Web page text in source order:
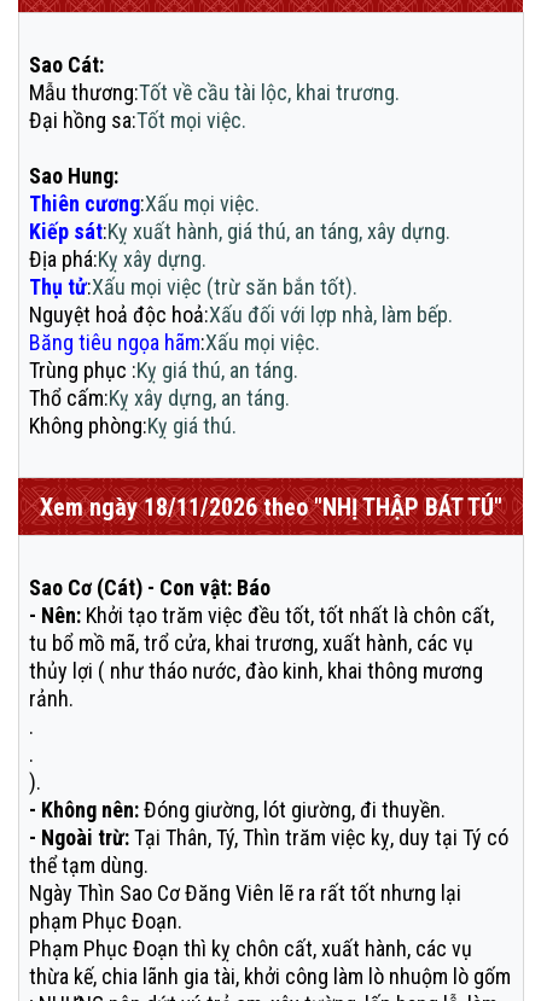
Sao Cát:
Mẫu thương:Tốt về cầu tài lộc, khai trương.
Đại hồng sa:Tốt mọi việc.
Sao Hung:
Thiên cương:Xấu mọi việc.
Kiếp sát:Kỵ xuất hành, giá thú, an táng, xây dựng.
Địa phá:Kỵ xây dựng.
Thụ tử:Xấu mọi việc (trừ săn bắn tốt).
Nguyệt hoả độc hoả:Xấu đối với lợp nhà, làm bếp.
Băng tiêu ngọa hãm:Xấu mọi việc.
Trùng phục :Kỵ giá thú, an táng.
Thổ cấm:Kỵ xây dựng, an táng.
Không phòng:Kỵ giá thú.
Xem ngày 18/11/2026 theo "NHỊ THẬP BÁT TÚ"
Sao Cơ (Cát) - Con vật: Báo
- Nên: Khởi tạo trăm việc đều tốt, tốt nhất là chôn cất,
tu bổ mồ mã, trổ cửa, khai trương, xuất hành, các vụ
thủy lợi ( như tháo nước, đào kinh, khai thông mương
rảnh.
.
.
).
- Không nên:Đóng giường, lót giường, đi thuyền.
- Ngoài trừ:Tại Thân, Tý, Thìn trăm việc kỵ, duy tại Tý có
thể tạm dùng.
Ngày Thìn Sao Cơ Đăng Viên lẽ ra rất tốt nhưng lại
phạm Phục Đoạn.
Phạm Phục Đoạn thì kỵ chôn cất, xuất hành, các vụ
thừa kế, chia lãnh gia tài, khởi công làm lò nhuộm lò gốm